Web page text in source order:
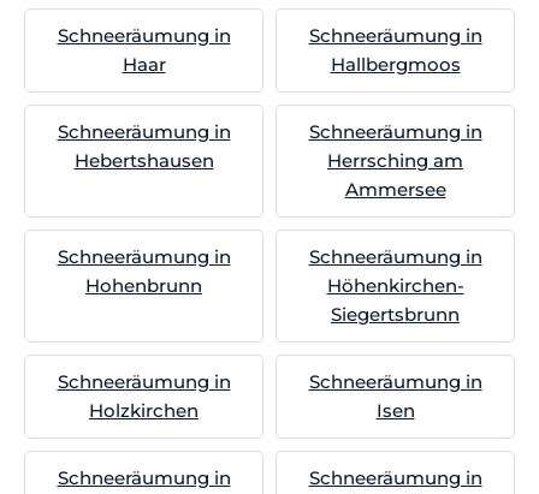
Schneeräumung in
Haar
Schneeräumung in
Hallbergmoos
Schneeräumung in
Hebertshausen
Schneeräumung in
Herrsching am
Ammersee
Schneeräumung in
Hohenbrunn
Schneeräumung in
Höhenkirchen-
Siegertsbrunn
Schneeräumung in
Holzkirchen
Schneeräumung in
Isen
Schneeräumung in
Schneeräumung in